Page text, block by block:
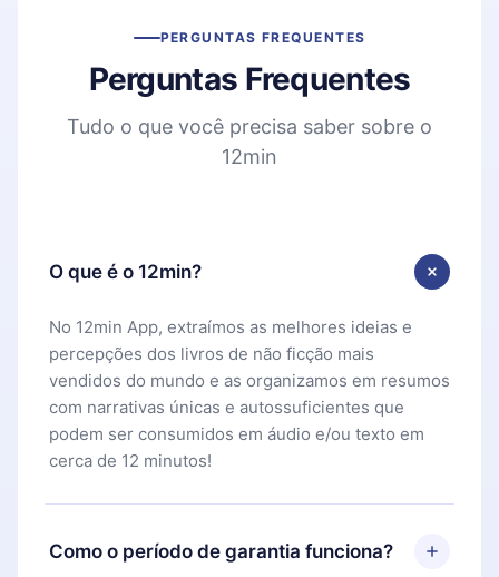
PERGUNTAS FREQUENTES
Perguntas Frequentes
Tudo o que você precisa saber sobre o
12min
O que é o 12min?
No 12min App, extraímos as melhores ideias e
percepções dos livros de não ficção mais
vendidos do mundo e as organizamos em resumos
com narrativas únicas e autossuficientes que
podem ser consumidos em áudio e/ou texto em
cerca de 12 minutos!
Como o período de garantia funciona?